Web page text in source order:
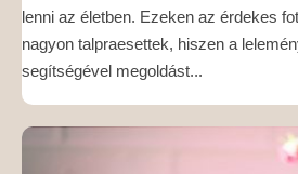
lenni az életben. Ezeken az érdekes
nagyon talpraesettek, hiszen a
segítségével megoldást...